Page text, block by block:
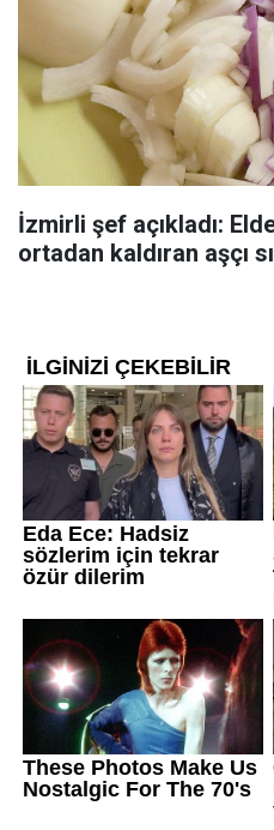
İzmirli şef açıkladı:
ortadan kaldıran aşçı